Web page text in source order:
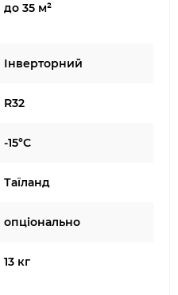
до 35 м²
Інверторний
R32
-15°C
Таїланд
опціонально
13 кг